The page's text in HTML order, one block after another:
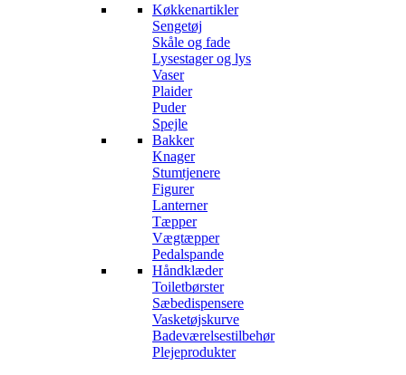
Køkkenartikler
Sengetøj
Skåle og fade
Lysestager og lys
Vaser
Plaider
Puder
Spejle
Bakker
Knager
Stumtjenere
Figurer
Lanterner
Tæpper
Vægtæpper
Pedalspande
Håndklæder
Toiletbørster
Sæbedispensere
Vasketøjskurve
Badeværelsestilbehør
Plejeprodukter